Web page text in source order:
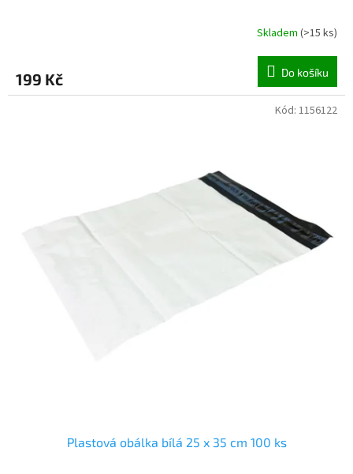
Skladem (>15 ks)
199 Kč Do košíku
Plastová obálka bílá 25 x 35 cm 100 ks
Kód: 1156122